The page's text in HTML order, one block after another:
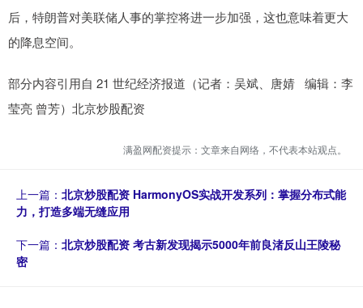
后，特朗普对美联储人事的掌控将进一步加强，这也意味着更大
的降息空间。
部分内容引用自 21 世纪经济报道（记者：吴斌、唐婧 编辑：李
莹亮 曾芳）北京炒股配资
满盈网配资提示：文章来自网络，不代表本站观点。
上一篇： 北京炒股配资 HarmonyOS实战开发系列：掌握分布式能
力，打造多端无缝应用
下一篇： 北京炒股配资 考古新发现揭示5000年前良渚反山王陵秘
密